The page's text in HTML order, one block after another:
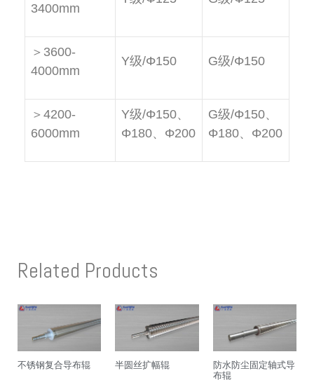
3400mm
＞3600-
4000mm
Y级/Φ150 G级/Φ150
＞4200-
6000mm
Y级/Φ150、
Φ180、Φ200
G级/Φ150、
Φ180、Φ200
Related Products
不锈钢复合导布辊 半圆丝扩幅辊
防水防尘固定轴式导
布辊